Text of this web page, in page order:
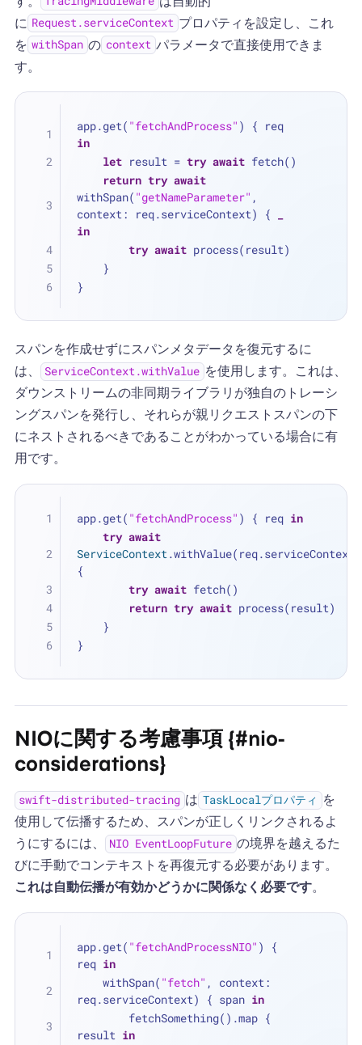
に Request.serviceContext プロパティを設定し、これ
を withSpan の context パラメータで直接使用できま
す。
app.get( "fetchAndProcess"
in
let result = try await fetch()
return try await
withSpan( "getNameParameter" ,
context: req.serviceContext) {
in
try await process(result)
    }
}
スパンを作成せずにスパンメタデータを復元するに
は、
ServiceContext.withValue を使用します。これは、
ダウンストリームの非同期ライブラリが独自のトレーシ
ングスパンを発行し、それらが親リクエストスパンの下
にネストされるべきであることがわかっている場合に有
用です。
app.get( "fetchAndProcess" ) { req in
try await
ServiceContext.withValue(req.serviceContext)
{
try await fetch()
return try await process(result)
    }
}
NIOに関する考慮事項 {#nio-
considerations}
swift-distributed-tracing は TaskLocalプロパティ
を
使用して伝播するため、スパンが正しくリンクされるよ
うにするには、
NIO EventLoopFuture の境界を越えるた
びに手動でコンテキストを再復元する必要があります。
これは自動伝播が有効かどうかに関係なく必要です。
app.get( "fetchAndProcessNIO" ) {
req in
    withSpan(
"fetch" , context:
req.serviceContext) { span in
result in